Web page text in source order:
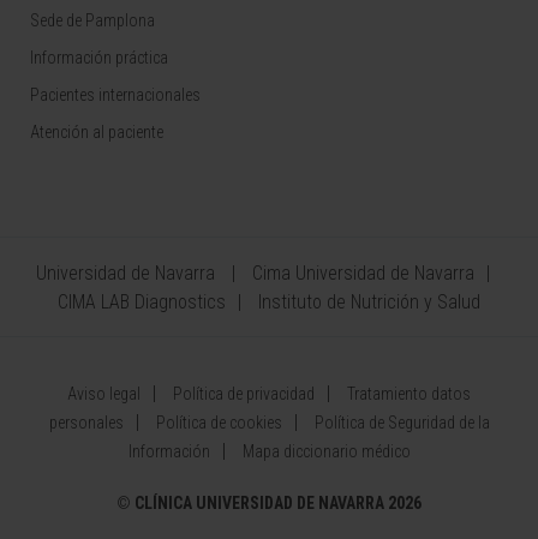
Sede de Pamplona
Información práctica
Pacientes internacionales
Atención al paciente
Universidad de Navarra
Cima Universidad de Navarra
CIMA LAB Diagnostics
Instituto de Nutrición y Salud
Aviso legal Política de privacidad
Tratamiento datos
personales
Política de cookies
Política de Seguridad de la
Información
Mapa diccionario médico
© CLÍNICA UNIVERSIDAD DE NAVARRA 2026